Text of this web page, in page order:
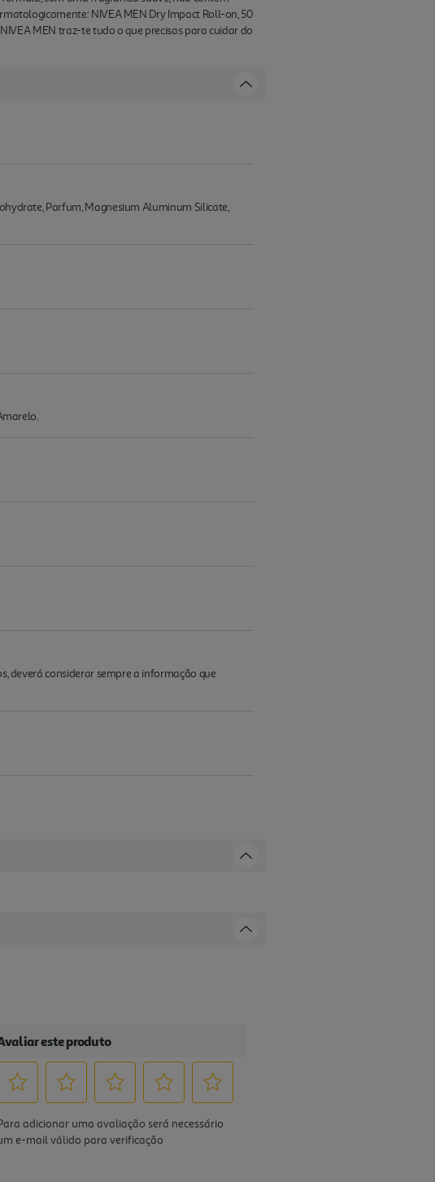
NIVEA MEN Dry Impact Roll-on, 50
MEN traz-te tudo o que precisas para cuidar do
Parfum, Magnesium Aluminum Silicate,
deverá considerar sempre a informação que